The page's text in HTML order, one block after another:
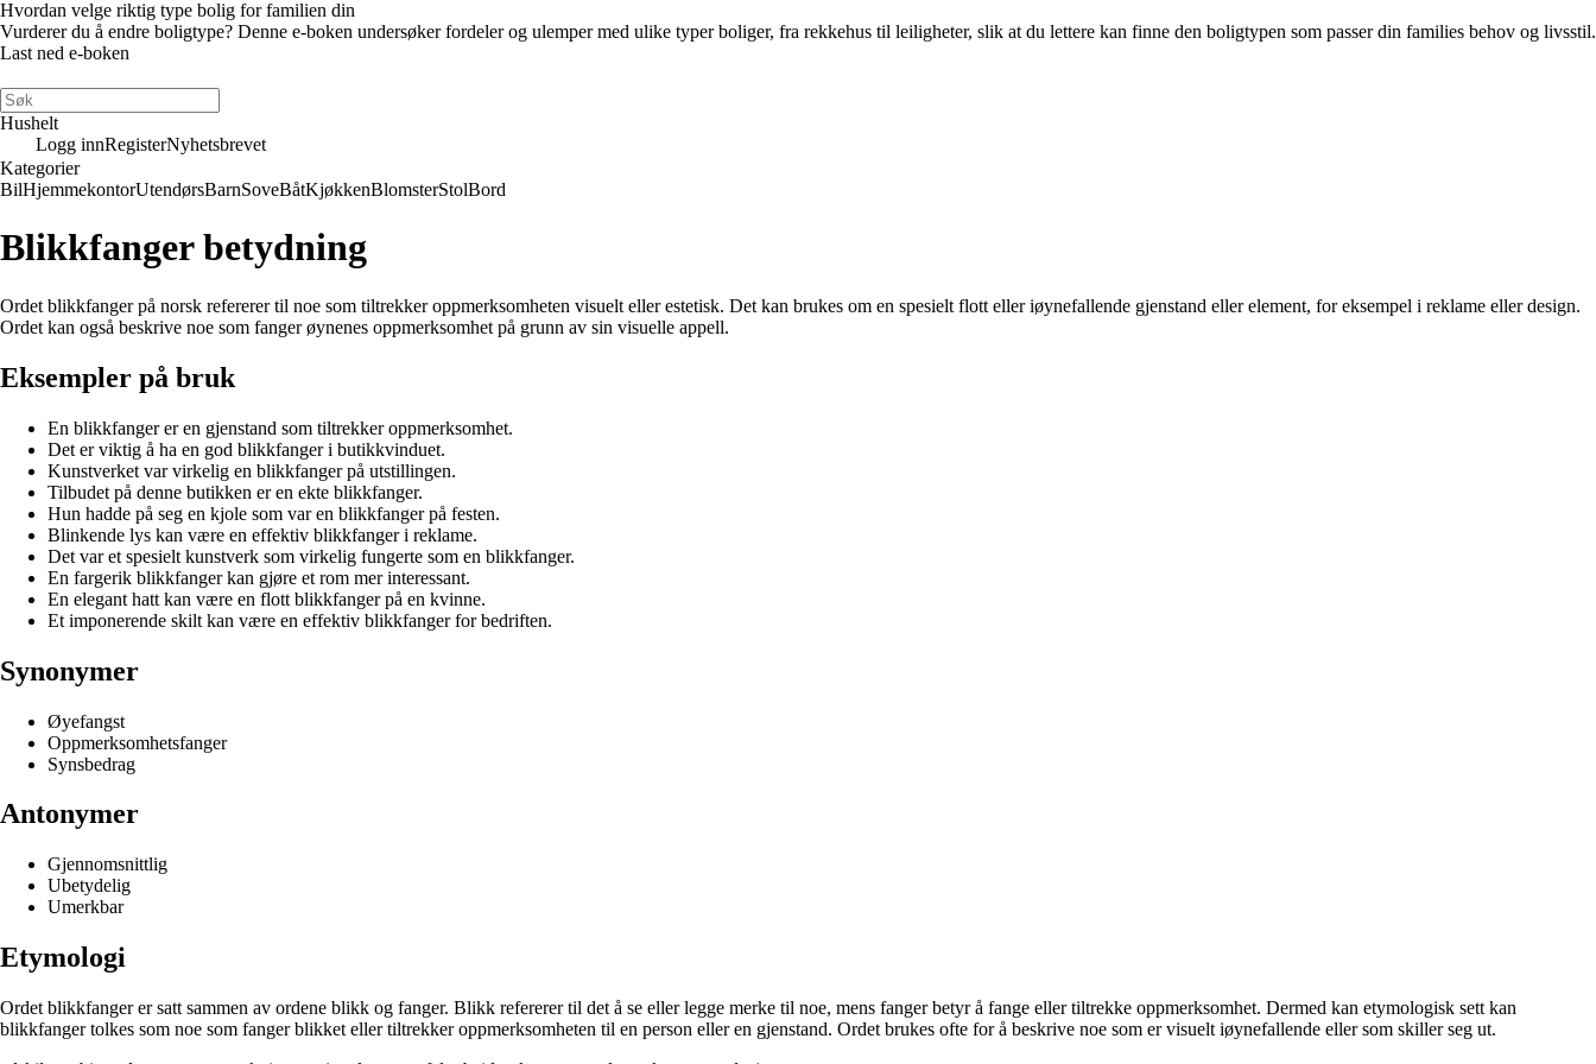
Hvordan velge riktig type bolig for familien din
Vurderer du å endre boligtype? Denne e-boken undersøker fordeler og ulemper med ulike typer boliger, fra rekkehus til leiligheter, slik at du lettere kan finne den boligtypen som passer din families behov og livsstil.
Last ned e-boken
Hushelt
Logg innRegisterNyhetsbrevet
Kategorier
BilHjemmekontorUtendørsBarnSoveBåtKjøkkenBlomsterStolBord
Blikkfanger betydning
Ordet blikkfanger på norsk refererer til noe som tiltrekker oppmerksomheten visuelt eller estetisk. Det kan brukes om en spesielt flott eller iøynefallende gjenstand eller element, for eksempel i reklame eller design.
Ordet kan også beskrive noe som fanger øynenes oppmerksomhet på grunn av sin visuelle appell.
Eksempler på bruk
En blikkfanger er en gjenstand som tiltrekker oppmerksomhet.
Det er viktig å ha en god blikkfanger i butikkvinduet.
Kunstverket var virkelig en blikkfanger på utstillingen.
Tilbudet på denne butikken er en ekte blikkfanger.
Hun hadde på seg en kjole som var en blikkfanger på festen.
Blinkende lys kan være en effektiv blikkfanger i reklame.
Det var et spesielt kunstverk som virkelig fungerte som en blikkfanger.
En fargerik blikkfanger kan gjøre et rom mer interessant.
En elegant hatt kan være en flott blikkfanger på en kvinne.
Et imponerende skilt kan være en effektiv blikkfanger for bedriften.
Synonymer
Øyefangst
Oppmerksomhetsfanger
Synsbedrag
Antonymer
Gjennomsnittlig
Ubetydelig
Umerkbar
Etymologi
Ordet blikkfanger er satt sammen av ordene blikk og fanger. Blikk refererer til det å se eller legge merke til noe, mens fanger betyr å fange eller tiltrekke oppmerksomhet. Dermed kan etymologisk sett kan
blikkfanger tolkes som noe som fanger blikket eller tiltrekker oppmerksomheten til en person eller en gjenstand. Ordet brukes ofte for å beskrive noe som er visuelt iøynefallende eller som skiller seg ut.